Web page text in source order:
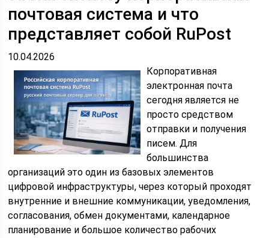
почтовая система и что
представляет собой RuPost
10.04.2026
Корпоративная
электронная почта
сегодня является не
просто средством
отправки и получения
писем. Для
большинства
организаций это один из базовых элементов
цифровой инфраструктуры, через который проходят
внутренние и внешние коммуникации, уведомления,
согласования, обмен документами, календарное
планирование и большое количество рабочих